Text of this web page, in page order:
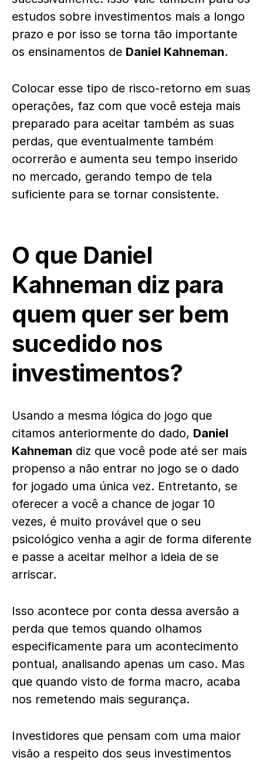
estudos sobre investimentos mais a longo
prazo e por isso se torna tão importante
os ensinamentos de Daniel Kahneman.
Colocar esse tipo de risco-retorno em suas
operações, faz com que você esteja mais
preparado para aceitar também as suas
perdas, que eventualmente também
ocorrerão e aumenta seu tempo inserido
no mercado, gerando tempo de tela
suficiente para se tornar consistente.
O que Daniel
Kahneman diz para
quem quer ser bem
sucedido nos
investimentos?
Usando a mesma lógica do jogo que
citamos anteriormente do dado, Daniel
Kahneman diz que você pode até ser mais
propenso a não entrar no jogo se o dado
for jogado uma única vez. Entretanto, se
oferecer a você a chance de jogar 10
vezes, é muito provável que o seu
psicológico venha a agir de forma diferente
e passe a aceitar melhor a ideia de se
arriscar.
Isso acontece por conta dessa aversão a
perda que temos quando olhamos
especificamente para um acontecimento
pontual, analisando apenas um caso. Mas
que quando visto de forma macro, acaba
nos remetendo mais segurança.
Investidores que pensam com uma maior
visão a respeito dos seus investimentos